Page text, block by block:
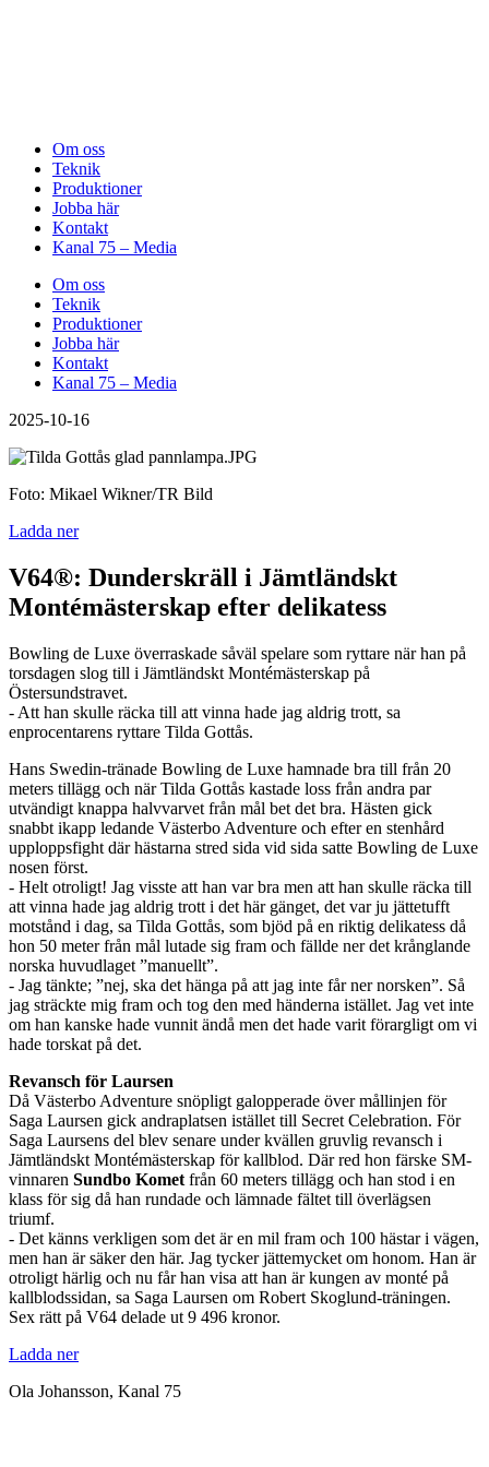
Om oss
Teknik
Produktioner
Jobba här
Kontakt
Kanal 75 – Media
Om oss
Teknik
Produktioner
Jobba här
Kontakt
Kanal 75 – Media
2025-10-16
Foto: Mikael Wikner/TR Bild
Ladda ner
V64®: Dunderskräll i Jämtländskt
Montémästerskap efter delikatess
Bowling de Luxe överraskade såväl spelare som ryttare när han på
torsdagen slog till i Jämtländskt Montémästerskap på
Östersundstravet.
- Att han skulle räcka till att vinna hade jag aldrig trott, sa
enprocentarens ryttare Tilda Gottås.
Hans Swedin-tränade Bowling de Luxe hamnade bra till från 20
meters tillägg och när Tilda Gottås kastade loss från andra par
utvändigt knappa halvvarvet från mål bet det bra. Hästen gick
snabbt ikapp ledande Västerbo Adventure och efter en stenhård
upploppsfight där hästarna stred sida vid sida satte Bowling de Luxe
nosen först.
- Helt otroligt! Jag visste att han var bra men att han skulle räcka till
att vinna hade jag aldrig trott i det här gänget, det var ju jättetufft
motstånd i dag, sa Tilda Gottås, som bjöd på en riktig delikatess då
hon 50 meter från mål lutade sig fram och fällde ner det krånglande
norska huvudlaget ”manuellt”.
- Jag tänkte; ”nej, ska det hänga på att jag inte får ner norsken”. Så
jag sträckte mig fram och tog den med händerna istället. Jag vet inte
om han kanske hade vunnit ändå men det hade varit förargligt om vi
hade torskat på det.
Revansch för Laursen
Då Västerbo Adventure snöpligt galopperade över mållinjen för
Saga Laursen gick andraplatsen istället till Secret Celebration. För
Saga Laursens del blev senare under kvällen gruvlig revansch i
Jämtländskt Montémästerskap för kallblod. Där red hon färske SM-
vinnaren Sundbo Komet från 60 meters tillägg och han stod i en
klass för sig då han rundade och lämnade fältet till överlägsen
triumf.
- Det känns verkligen som det är en mil fram och 100 hästar i vägen,
men han är säker den här. Jag tycker jättemycket om honom. Han är
otroligt härlig och nu får han visa att han är kungen av monté på
kallblodssidan, sa Saga Laursen om Robert Skoglund-träningen.
Sex rätt på V64 delade ut 9 496 kronor.
Ladda ner
Ola Johansson, Kanal 75